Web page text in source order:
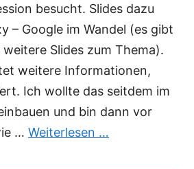
besucht. Slides dazu
– Google im Wandel (es gibt
Slides zum Thema).
weitere Informationen,
Ich wollte das seitdem im
und bin dann vor
… Weiterlesen …